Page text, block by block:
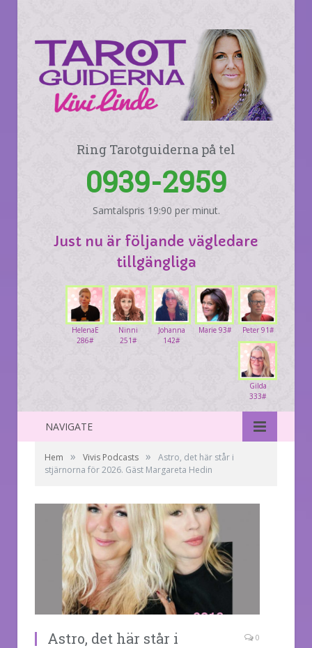
Ring Tarotguiderna på tel
0939-2959
Samtalspris 19:90 per minut.
Just nu är följande vägledare
tillgängliga
Peter 91#
Marie 93#
Johanna
142#
Ninni
251#
HelenaE
286#
Gilda
333#
NAVIGATE
Hem » Vivis Podcasts »
Astro, det här står i
stjärnorna för 2026. Gäst Margareta Hedin
Astro, det här står i
0